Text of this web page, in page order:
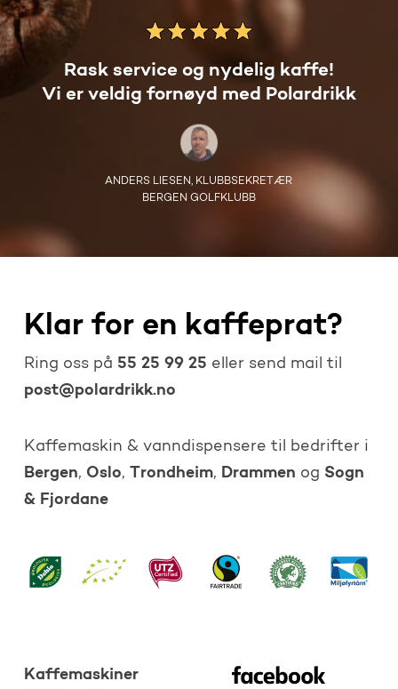
Rask service og nydelig kaffe!
Vi er veldig fornøyd med Polardrikk
ANDERS LIESEN, KLUBBSEKRETÆR
BERGEN GOLFKLUBB
Klar for en kaffeprat?
Ring oss på 55 25 99 25 eller send mail til
post@polardrikk.no
Kaffemaskin & vanndispensere til bedrifter i
Bergen, Oslo, Trondheim, Drammen og Sogn
& Fjordane
Kaffemaskiner